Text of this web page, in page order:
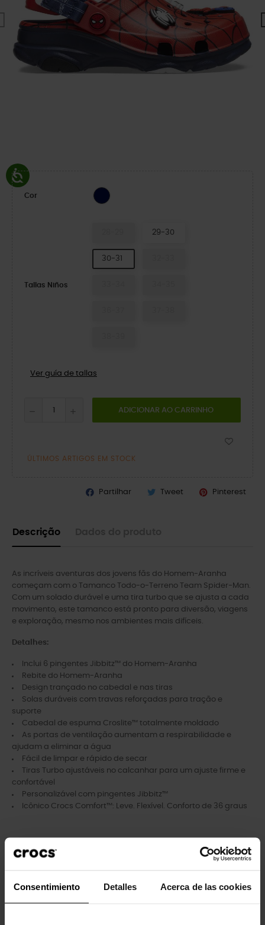
Consentimiento Detalles Acerca de las cookies
Cor NAVY
Tallas Niños
29-30
30-31
Ver guía de tallas
ADICIONAR AO CARRINHO
ÚLTIMOS ARTIGOS EM STOCK
Partilhar Tweet Pinterest
Descrição
As incríveis aventuras dos jovens fãs do Homem-Aranha
começam com o Tamanco Todo-o-Terreno Team Spider-Man.
Com um solado durável e uma tira turbo que se ajusta a cada
movimento, este tamanco está pronto para diversão, viagens
e exploração, mesmo nos ambientes mais difíceis.
Detalhes:
Inclui 6 pingentes Jibbitz™ do Homem-Aranha
Rebite do Homem-Aranha
Design trançado no cabedal e nas tiras
Solas duráveis ​​com travas reforçadas para tração e
suporte
Cabedal de espuma Croslite™ totalmente moldado
As portas de ventilação aumentam a respirabilidade e
ajudam a eliminar a água
Fácil de limpar e rápido de secar
Tiras Turbo ajustáveis ​​no calcanhar para um ajuste firme e
confortável
Personalizável com pingentes Jibbitz™
Icônico Crocs Comfort™: Leve. Flexível. Conforto de 36 graus
Clientes que compraram este
-20%